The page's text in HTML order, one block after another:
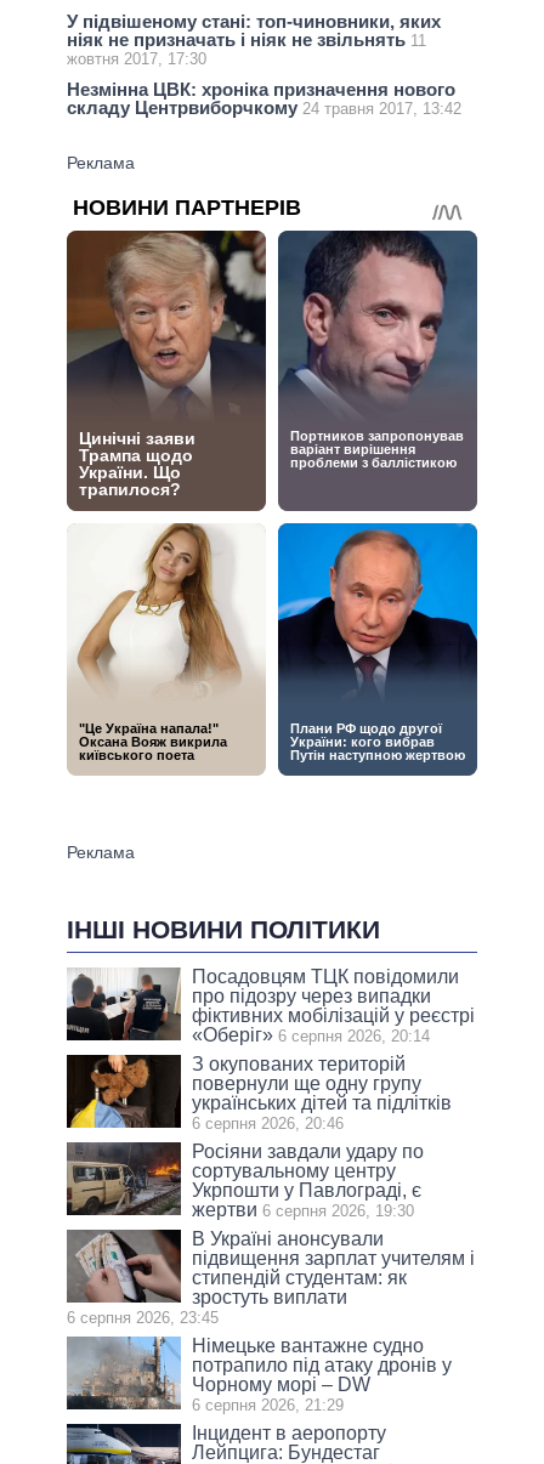
У підвішеному стані: топ-чиновники, яких
ніяк не призначать і ніяк не звільнять 11
жовтня 2017, 17:30
Незмінна ЦВК: хроніка призначення нового
складу Центрвиборчкому 24 травня 2017, 13:42
ІНШІ НОВИНИ ПОЛІТИКИ
Посадовцям ТЦК повідомили
про підозру через випадки
фіктивних мобілізацій у реєстрі
«Оберіг» 6 серпня 2026, 20:14
З окупованих територій
повернули ще одну групу
українських дітей та підлітків
6 серпня 2026, 20:46
Росіяни завдали удару по
сортувальному центру
Укрпошти у Павлограді, є
жертви 6 серпня 2026, 19:30
В Україні анонсували
підвищення зарплат учителям і
стипендій студентам: як
зростуть виплати
6 серпня 2026, 23:45
Німецьке вантажне судно
потрапило під атаку дронів у
Чорному морі – DW
6 серпня 2026, 21:29
Інцидент в аеропорту
Лейпцига: Бундестаг